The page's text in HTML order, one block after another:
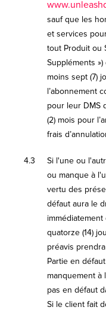
sauf que les
et services
tout Produit ou
Suppléments
moins sept (7)
l’abonnement
pour leur DMS
(2) mois pour
frais
4.3
Si l'une ou
ou manque à
vertu des
défaut aura le
quatorze (14)
préavis
Partie en
manquement à
pas en défaut
Si le client fait